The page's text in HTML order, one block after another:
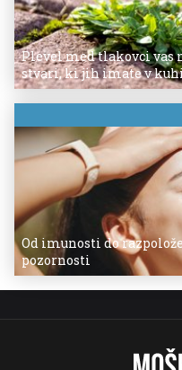
Plevel med tlakovci vas
stvari, ki jih imate v
Od imunosti do
pozornosti